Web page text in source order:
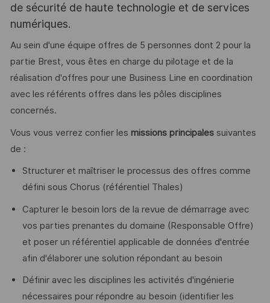
de sécurité de haute technologie et de services
numériques.
Au sein d'une équipe offres de 5 personnes dont 2 pour la
partie Brest, vous êtes en charge du pilotage et de la
réalisation d'offres pour une Business Line en coordination
avec les référents offres dans les pôles disciplines
concernés.
Vous vous verrez confier les missions principalessuivantes
de :
Structurer et maîtriser le processus des offres comme
défini sous Chorus (référentiel Thales)
Capturer le besoin lors de la revue de démarrage avec
vos parties prenantes du domaine (Responsable Offre)
et poser un référentiel applicable de données d'entrée
afin d'élaborer une solution répondant au besoin
Définir avec les disciplines les activités d'ingénierie
nécessaires pour répondre au besoin (identifier les